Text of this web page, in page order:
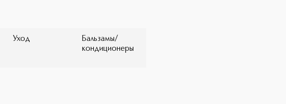
Уход
Бальзамы/
кондиционеры